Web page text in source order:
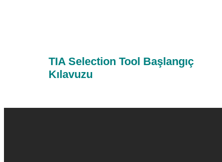
TIA Selection Tool Başlangıç
Kılavuzu